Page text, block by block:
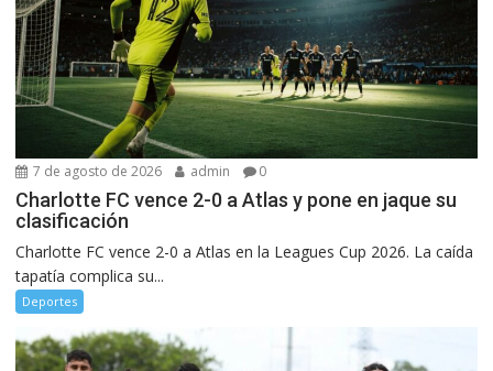
7 de agosto de 2026 admin 0
Charlotte FC vence 2-0 a Atlas y pone en jaque su
clasificación
Charlotte FC vence 2-0 a Atlas en la Leagues Cup 2026. La caída
tapatía complica su...
Deportes